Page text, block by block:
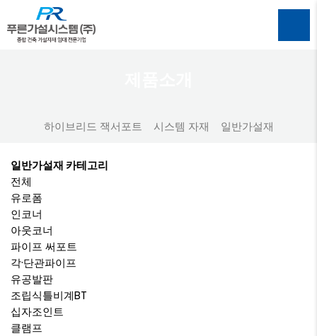
하이브리드 잭서포트 시스템 자재 일반가설재
일반가설재 카테고리
전체
유로폼
인코너
아웃코너
파이프 써포트
각·단관파이프
유공발판
조립식틀비계BT
십자조인트
클램프